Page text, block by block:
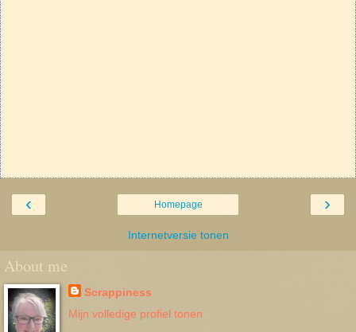
‹ ›
Homepage
Internetversie tonen
About me
Scrappiness
Mijn volledige profiel tonen